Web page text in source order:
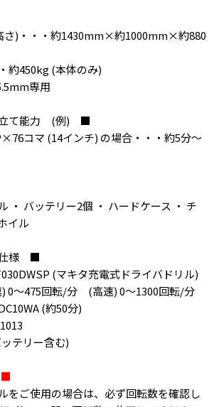
)・・・約1430mm×約1000mm×約880
約450kg (本体のみ)
専用
て能力 (例) ■
コマ (14インチ) の場合・・・約5分〜
・ バッテリー2個 ・ ハードケース ・ チ
イル
様 ■
(マキタ充電式ドライバドリル)
0〜475回転/分 (高速) 0〜1300回転/分
(約50分)
テリー含む)
をご使用の場合は、必ず回転数を確認し